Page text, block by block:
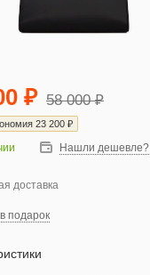
₽ 58 000₽
23 200 ₽
Нашли дешевле?
доставка
подарок